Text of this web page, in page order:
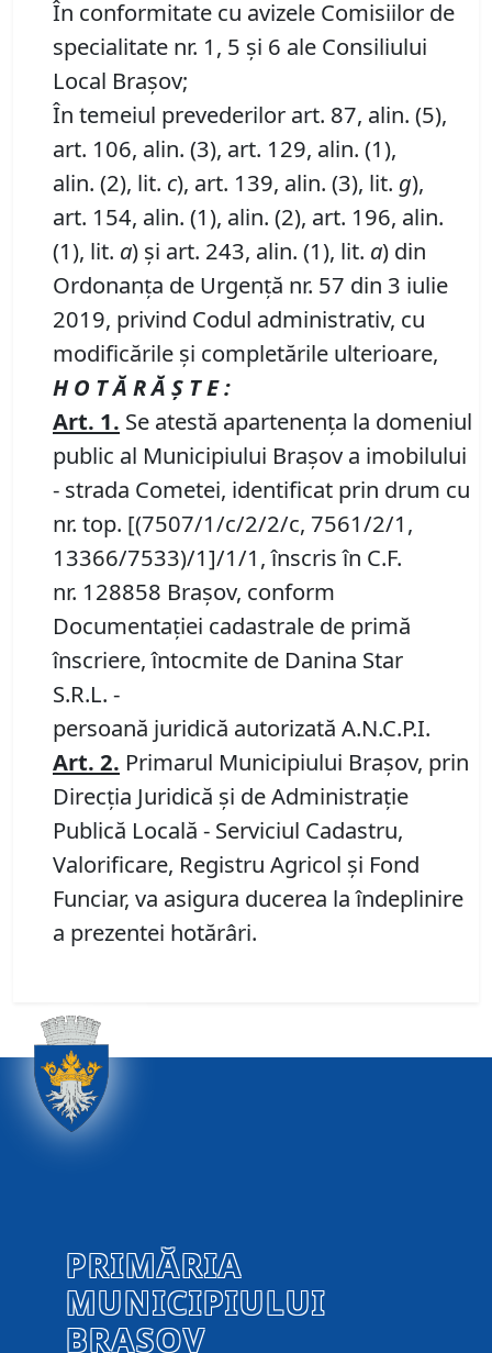
În conformitate cu avizele Comisiilor de
specialitate nr. 1, 5 și 6 ale Consiliului
Local Brașov;
În temeiul prevederilor art. 87, alin. (5),
art. 106, alin. (3), art. 129, alin. (1),
alin. (2), lit. c), art. 139, alin. (3), lit. g),
art. 154, alin. (1), alin. (2), art. 196, alin.
(1), lit. a) și art. 243, alin. (1), lit. a) din
Ordonanța de Urgență nr. 57 din 3 iulie
2019, privind Codul administrativ, cu
modificările și completările ulterioare,
H O T Ă R Ă Ş T E :
Art. 1. Se atestă apartenenţa la domeniul
public al Municipiului Braşov a imobilului
- strada Cometei, identificat prin drum cu
nr. top. [(7507/1/c/2/2/c, 7561/2/1,
13366/7533)/1]/1/1, înscris în C.F.
nr. 128858 Brașov, conform
Documentației cadastrale de primă
înscriere, întocmite de Danina Star
S.R.L. -
persoană juridică autorizată A.N.C.P.I.
Art. 2. Primarul Municipiului Brașov, prin
Direcția Juridică și de Administrație
Publică Locală - Serviciul Cadastru,
Valorificare, Registru Agricol și Fond
Funciar, va asigura ducerea la îndeplinire
a prezentei hotărâri.
PRIMĂRIA
MUNICIPIULUI
BRAȘOV